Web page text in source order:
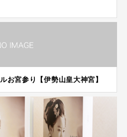
お宮参り【伊勢山皇大神宮】